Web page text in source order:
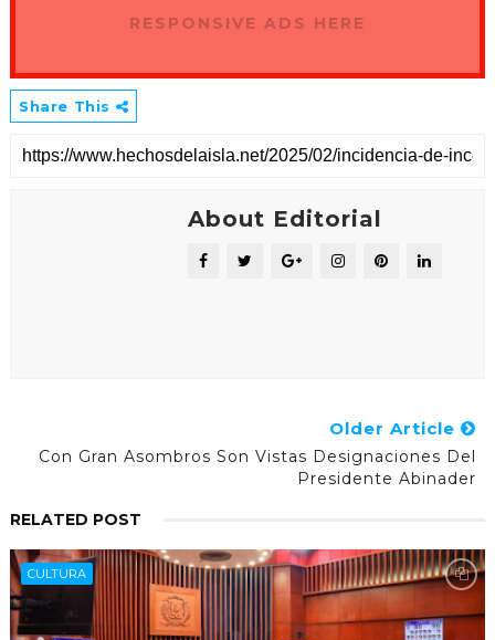
RESPONSIVE ADS HERE
Share This
About Editorial
Older Article
Con Gran Asombros Son Vistas Designaciones Del
Presidente Abinader
RELATED POST
CULTURA